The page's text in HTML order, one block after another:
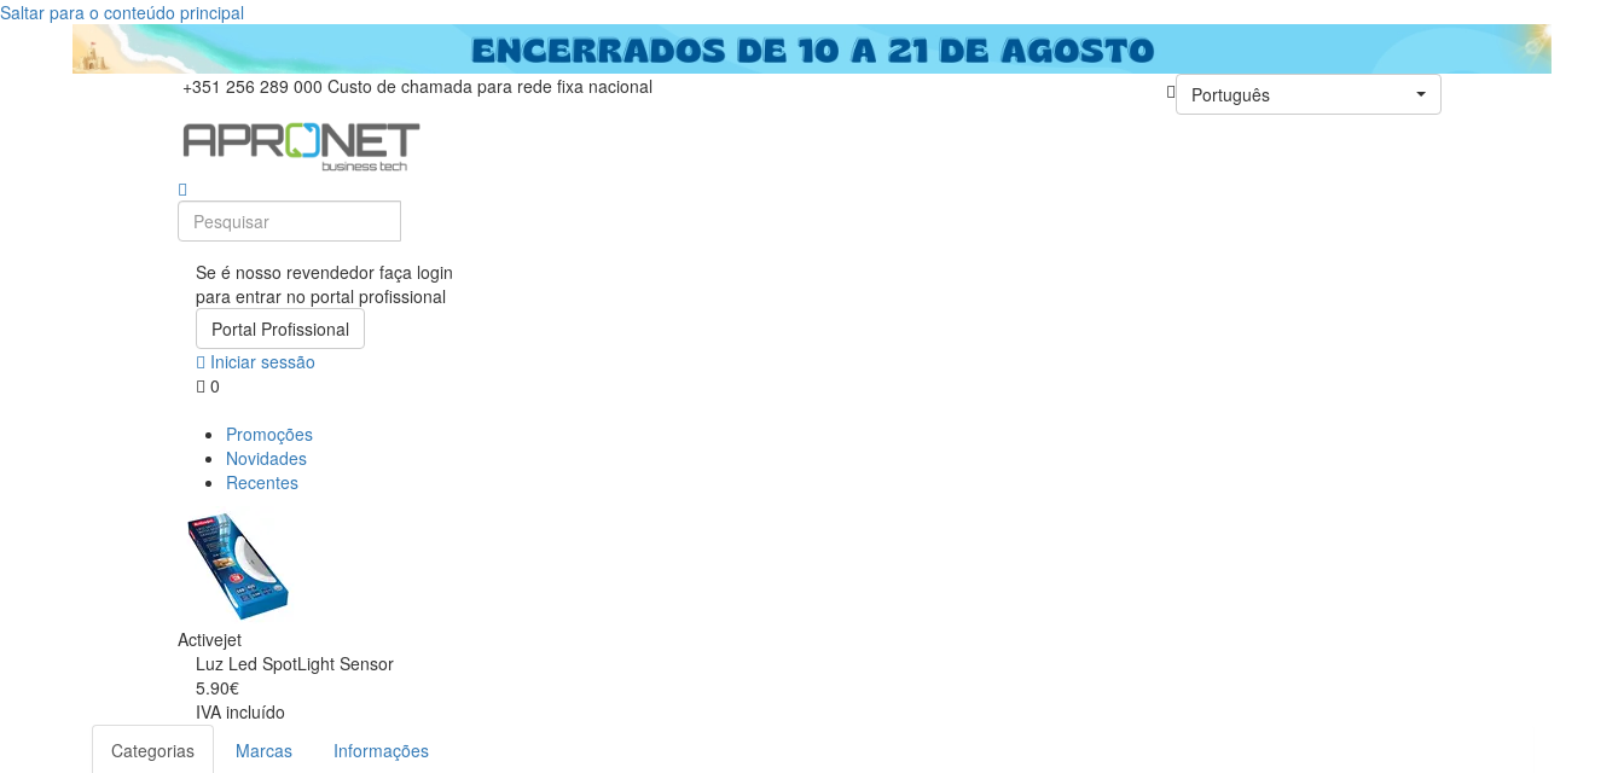
Saltar para o conteúdo principal
+351 256 289 000 Custo de chamada para rede fixa nacional Português
Se é nosso revendedor faça login
para entrar no portal profissional
Portal Profissional
Iniciar sessão
0
Promoções
Novidades
Recentes
Activejet
Luz Led SpotLight Sensor
5.90€
IVA incluído
Categorias
Marcas
Informações